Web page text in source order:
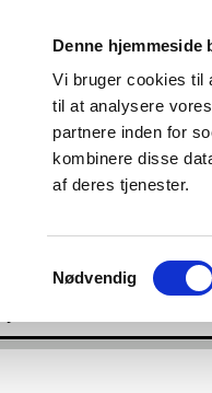
Denne hjemmeside
Vi bruger cookies til
til at analysere
partnere inden for
kombinere disse
af deres tjenester.
Samtykkevalg
Nødvendig
Godkendelse og